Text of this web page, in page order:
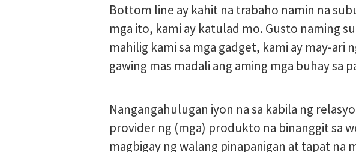
Bottom line ay kahit na trabaho namin na
mga ito, kami ay katulad mo. Gusto naming
mahilig kami sa mga gadget, kami ay may-ari
gawing mas madali ang aming mga buhay sa
Nangangahulugan iyon na sa kabila ng
provider ng (mga) produkto na binanggit sa
magbigay ng walang pinapanigan at tapat na